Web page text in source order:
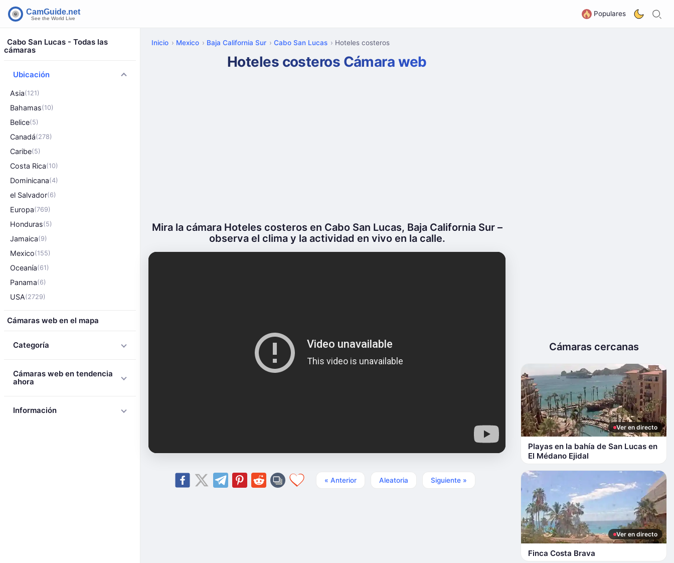
Populares
Cabo San Lucas - Todas las
cámaras
Ubicación
Asia(121)
Bahamas(10)
Belice(5)
Canadá(278)
Caribe(5)
Costa Rica(10)
Dominicana(4)
el Salvador(6)
Europa(769)
Honduras(5)
Jamaica(9)
Mexico(155)
Oceanía(61)
Panama(6)
USA(2729)
Cámaras web en el mapa
Categoría
Cámaras web en tendencia
ahora
Información
Inicio Mexico Baja California Sur Cabo San Lucas Hoteles costeros
Hoteles costeros Cámara web
Mira la cámara Hoteles costeros en Cabo San Lucas, Baja California Sur –
observa el clima y la actividad en vivo en la calle.
« Anterior Aleatoria Siguiente »
Cámaras cercanas
Ver en directo
Playas en la bahía de San Lucas en
El Médano Ejidal
Ver en directo
Finca Costa Brava